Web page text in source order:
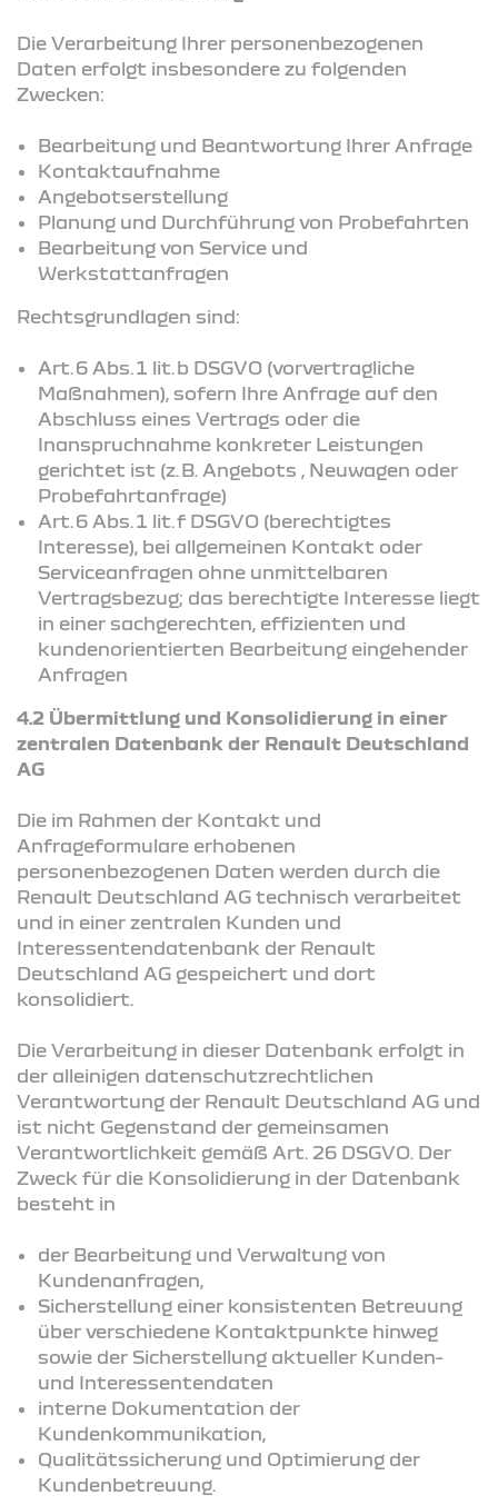
Die Verarbeitung Ihrer personenbezogenen
Daten erfolgt insbesondere zu folgenden
Zwecken:
Bearbeitung und Beantwortung Ihrer Anfrage
Kontaktaufnahme
Angebotserstellung
Planung und Durchführung von Probefahrten
Bearbeitung von Service und
Werkstattanfragen
Rechtsgrundlagen sind:
Art. 6 Abs. 1 lit. b DSGVO (vorvertragliche
Maßnahmen), sofern Ihre Anfrage auf den
Abschluss eines Vertrags oder die
Inanspruchnahme konkreter Leistungen
gerichtet ist (z. B. Angebots , Neuwagen oder
Probefahrtanfrage)
Art. 6 Abs. 1 lit. f DSGVO (berechtigtes
Interesse), bei allgemeinen Kontakt oder
Serviceanfragen ohne unmittelbaren
Vertragsbezug; das berechtigte Interesse liegt
in einer sachgerechten, effizienten und
kundenorientierten Bearbeitung eingehender
Anfragen
4.2 Übermittlung und Konsolidierung in einer
zentralen Datenbank der Renault Deutschland
AG
Die im Rahmen der Kontakt und
Anfrageformulare erhobenen
personenbezogenen Daten werden durch die
Renault Deutschland AG technisch verarbeitet
und in einer zentralen Kunden und
Interessentendatenbank der Renault
Deutschland AG gespeichert und dort
konsolidiert.
Die Verarbeitung in dieser Datenbank erfolgt in
der alleinigen datenschutzrechtlichen
Verantwortung der Renault Deutschland AG und
ist nicht Gegenstand der gemeinsamen
Verantwortlichkeit gemäß Art. 26 DSGVO. Der
Zweck für die Konsolidierung in der Datenbank
besteht in
der Bearbeitung und Verwaltung von
Kundenanfragen,
Sicherstellung einer konsistenten Betreuung
über verschiedene Kontaktpunkte hinweg
sowie der Sicherstellung aktueller Kunden-
und Interessentendaten
interne Dokumentation der
Kundenkommunikation,
Qualitätssicherung und Optimierung der
Kundenbetreuung.